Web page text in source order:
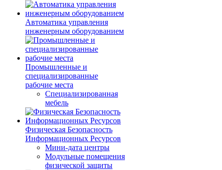
Автоматика управления
инженерным оборудованием
Промышленные и
специализированные
рабочие места
Специализированная
мебель
Физическая Безопасность
Информационных Ресурсов
Мини-дата центры
Модульные помещения
физической защиты